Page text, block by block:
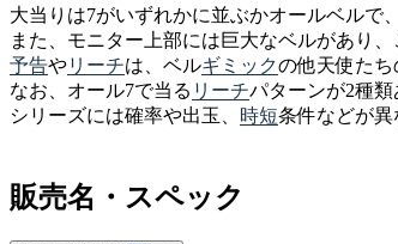
大当りは7がいずれかに並ぶかオールベルで
また、モニター上部には巨大なベルがあり
予告やリーチは、ベルギミックの他天使たち
なお、オール7で当る リーチパターンが2種類
シリーズには確率や出玉、 時短条件などが異
販売名・スペック